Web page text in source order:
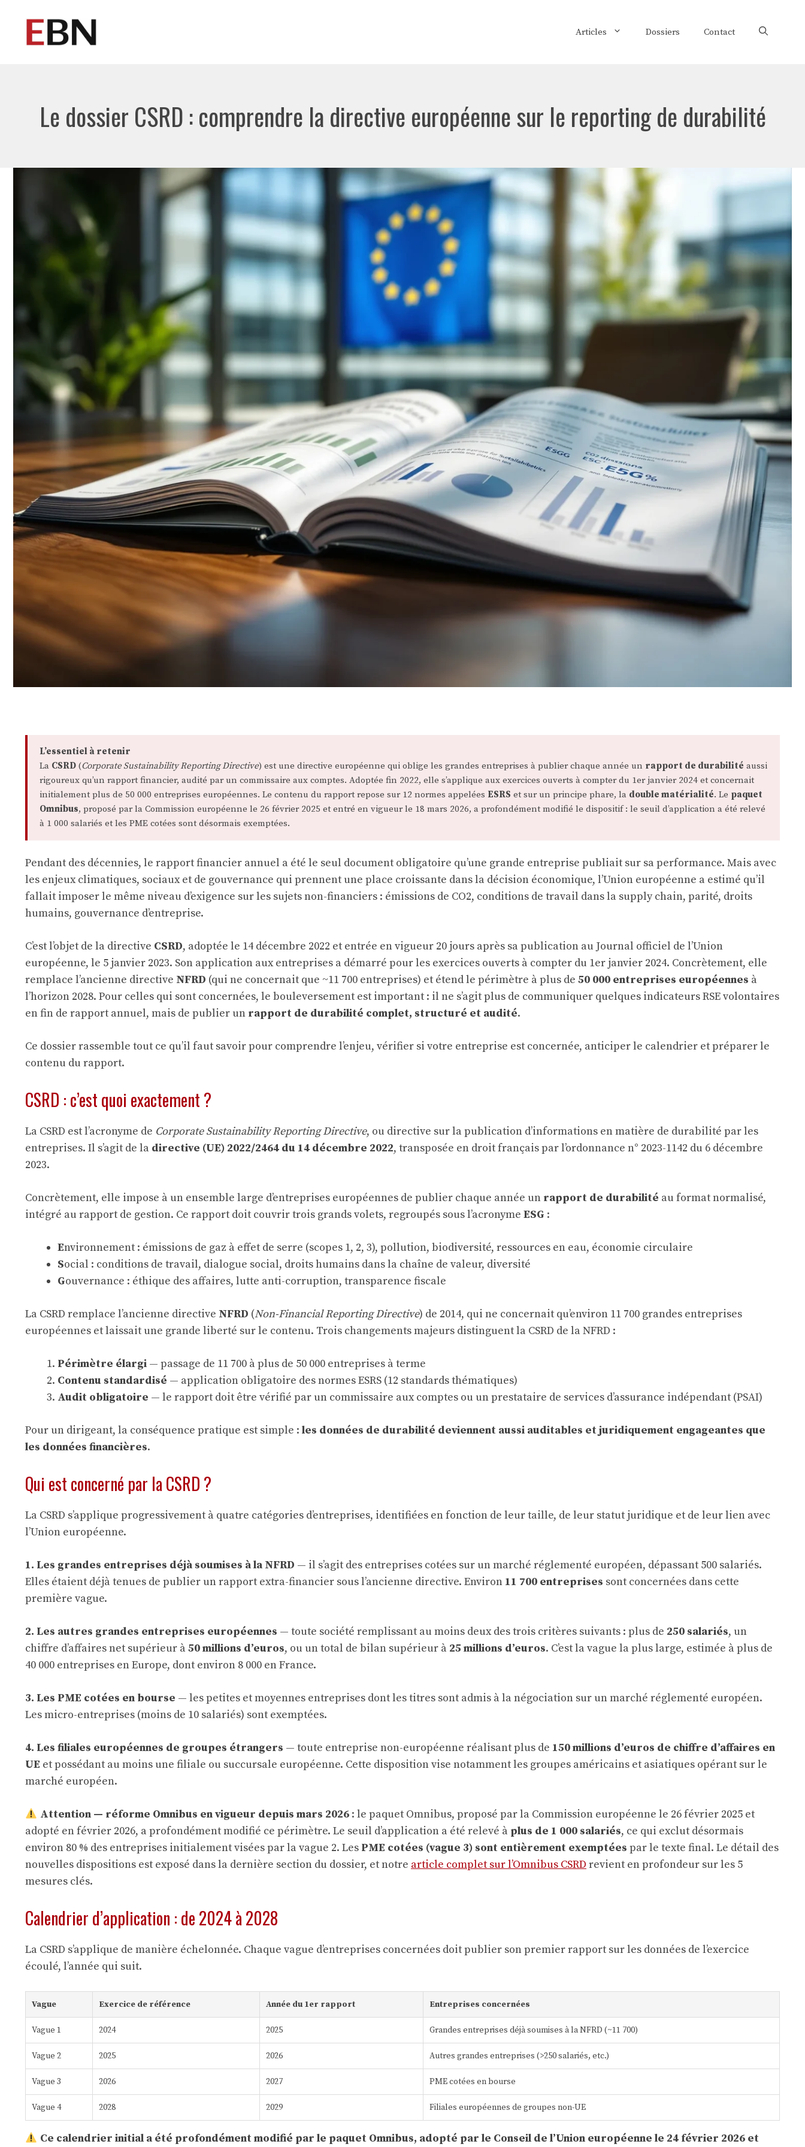
contenu
Articles Dossiers Contact
Le dossier CSRD : comprendre la directive européenne sur le reporting de durabilité
L’essentiel à retenir
La CSRD (Corporate Sustainability Reporting Directive) est une directive européenne qui oblige les grandes entreprises à publier chaque année un rapport de durabilité aussi
rigoureux qu’un rapport financier, audité par un commissaire aux comptes. Adoptée fin 2022, elle s’applique aux exercices ouverts à compter du 1er janvier 2024 et concernait
initialement plus de 50 000 entreprises européennes. Le contenu du rapport repose sur 12 normes appelées ESRS et sur un principe phare, la double matérialité. Le paquet
Omnibus, proposé par la Commission européenne le 26 février 2025 et entré en vigueur le 18 mars 2026, a profondément modifié le dispositif : le seuil d’application a été relevé
à 1 000 salariés et les PME cotées sont désormais exemptées.
Pendant des décennies, le rapport financier annuel a été le seul document obligatoire qu’une grande entreprise publiait sur sa performance. Mais avec
les enjeux climatiques, sociaux et de gouvernance qui prennent une place croissante dans la décision économique, l’Union européenne a estimé qu’il
fallait imposer le même niveau d’exigence sur les sujets non-financiers : émissions de CO2, conditions de travail dans la supply chain, parité, droits
humains, gouvernance d’entreprise.
C’est l’objet de la directive CSRD, adoptée le 14 décembre 2022 et entrée en vigueur 20 jours après sa publication au Journal officiel de l’Union
européenne, le 5 janvier 2023. Son application aux entreprises a démarré pour les exercices ouverts à compter du 1er janvier 2024. Concrètement, elle
remplace l’ancienne directive NFRD (qui ne concernait que ~11 700 entreprises) et étend le périmètre à plus de 50 000 entreprises européennes à
l’horizon 2028. Pour celles qui sont concernées, le bouleversement est important : il ne s’agit plus de communiquer quelques indicateurs RSE volontaires
en fin de rapport annuel, mais de publier un rapport de durabilité complet, structuré et audité.
Ce dossier rassemble tout ce qu’il faut savoir pour comprendre l’enjeu, vérifier si votre entreprise est concernée, anticiper le calendrier et préparer le
contenu du rapport.
CSRD : c’est quoi exactement ?
La CSRD est l’acronyme de Corporate Sustainability Reporting Directive, ou directive sur la publication d’informations en matière de durabilité par les
entreprises. Il s’agit de la directive (UE) 2022/2464 du 14 décembre 2022, transposée en droit français par l’ordonnance n° 2023-1142 du 6 décembre
2023.
Concrètement, elle impose à un ensemble large d’entreprises européennes de publier chaque année un rapport de durabilité au format normalisé,
intégré au rapport de gestion. Ce rapport doit couvrir trois grands volets, regroupés sous l’acronyme ESG :
Environnement : émissions de gaz à effet de serre (scopes 1, 2, 3), pollution, biodiversité, ressources en eau, économie circulaire
Social : conditions de travail, dialogue social, droits humains dans la chaîne de valeur, diversité
Gouvernance : éthique des affaires, lutte anti-corruption, transparence fiscale
La CSRD remplace l’ancienne directive NFRD (Non-Financial Reporting Directive) de 2014, qui ne concernait qu’environ 11 700 grandes entreprises
européennes et laissait une grande liberté sur le contenu. Trois changements majeurs distinguent la CSRD de la NFRD :
Périmètre élargi — passage de 11 700 à plus de 50 000 entreprises à terme
Contenu standardisé — application obligatoire des normes ESRS (12 standards thématiques)
Audit obligatoire — le rapport doit être vérifié par un commissaire aux comptes ou un prestataire de services d’assurance indépendant (PSAI)
Pour un dirigeant, la conséquence pratique est simple : les données de durabilité deviennent aussi auditables et juridiquement engageantes que
les données financières.
Qui est concerné par la CSRD ?
La CSRD s’applique progressivement à quatre catégories d’entreprises, identifiées en fonction de leur taille, de leur statut juridique et de leur lien avec
l’Union européenne.
1. Les grandes entreprises déjà soumises à la NFRD — il s’agit des entreprises cotées sur un marché réglementé européen, dépassant 500 salariés.
Elles étaient déjà tenues de publier un rapport extra-financier sous l’ancienne directive. Environ 11 700 entreprises sont concernées dans cette
première vague.
2. Les autres grandes entreprises européennes — toute société remplissant au moins deux des trois critères suivants : plus de 250 salariés, un
chiffre d’affaires net supérieur à50 millions d’euros, ou un total de bilan supérieur à 25 millions d’euros. C’est la vague la plus large, estimée à plus de
40 000 entreprises en Europe, dont environ 8 000 en France.
3. Les PME cotées en bourse — les petites et moyennes entreprises dont les titres sont admis à la négociation sur un marché réglementé européen.
Les micro-entreprises (moins de 10 salariés) sont exemptées.
4. Les filiales européennes de groupes étrangers — toute entreprise non-européenne réalisant plus de 150 millions d’euros de chiffre d’affaires en
UE et possédant au moins une filiale ou succursale européenne. Cette disposition vise notamment les groupes américains et asiatiques opérant sur le
marché européen.
Attention — réforme Omnibus en vigueur depuis mars 2026: le paquet Omnibus, proposé par la Commission européenne le 26 février 2025 et
adopté en février 2026, a profondément modifié ce périmètre. Le seuil d’application a été relevé à plus de 1 000 salariés, ce qui exclut désormais
environ 80 % des entreprises initialement visées par la vague 2. Les PME cotées (vague 3) sont entièrement exemptées par le texte final. Le détail des
nouvelles dispositions est exposé dans la dernière section du dossier, et notre article complet sur l’Omnibus CSRD revient en profondeur sur les 5
mesures clés.
Calendrier d’application : de 2024 à 2028
La CSRD s’applique de manière échelonnée. Chaque vague d’entreprises concernées doit publier son premier rapport sur les données de l’exercice
écoulé, l’année qui suit.
Vague Exercice de référence Année du 1er rapport Entreprises concernées
Vague 1 2024 2025 Grandes entreprises déjà soumises à la NFRD (~11 700)
Vague 2 2025 2026 Autres grandes entreprises (>250 salariés, etc.)
Vague 3 2026 2027 PME cotées en bourse
Vague 4 2028 2029 Filiales européennes de groupes non-UE
Ce calendrier initial a été profondément modifié par le paquet Omnibus, adopté par le Conseil de l’Union européenne le 24 février 2026 et